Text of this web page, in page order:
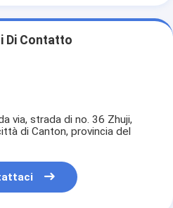
Di Contatto
via, strada di no. 36 Zhuji,
di Canton, provincia del